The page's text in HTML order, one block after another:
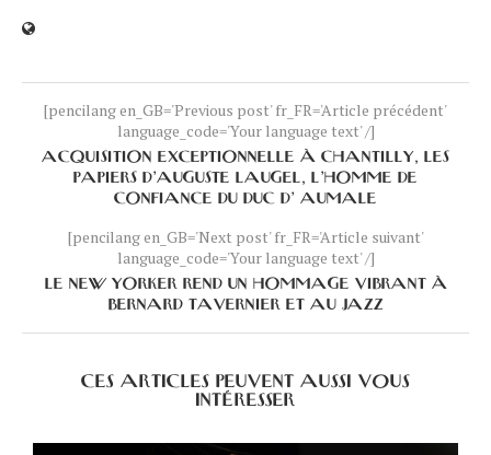
[pencilang en_GB='Previous post' fr_FR='Article précédent'
language_code='Your language text' /]
ACQUISITION EXCEPTIONNELLE À CHANTILLY, LES
PAPIERS D’AUGUSTE LAUGEL, L’HOMME DE
CONFIANCE DU DUC D’ AUMALE
[pencilang en_GB='Next post' fr_FR='Article suivant'
language_code='Your language text' /]
LE NEW YORKER REND UN HOMMAGE VIBRANT À
BERNARD TAVERNIER ET AU JAZZ
CES ARTICLES PEUVENT AUSSI VOUS
INTÉRESSER